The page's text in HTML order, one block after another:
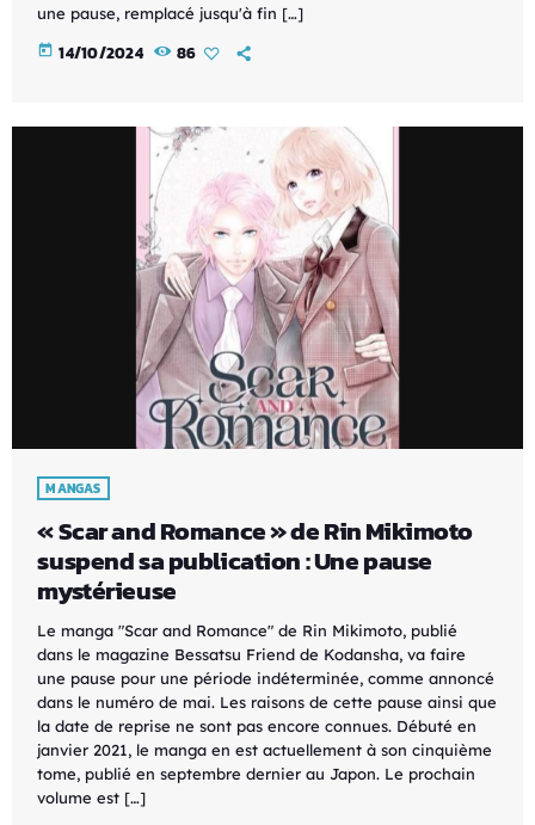
une pause, remplacé jusqu'à fin […]
today 14/10/2024 86
MANGAS
« Scar and Romance » de Rin Mikimoto
suspend sa publication : Une pause
mystérieuse
Le manga "Scar and Romance" de Rin Mikimoto, publié
dans le magazine Bessatsu Friend de Kodansha, va faire
une pause pour une période indéterminée, comme annoncé
dans le numéro de mai. Les raisons de cette pause ainsi que
la date de reprise ne sont pas encore connues. Débuté en
janvier 2021, le manga en est actuellement à son cinquième
tome, publié en septembre dernier au Japon. Le prochain
volume est […]